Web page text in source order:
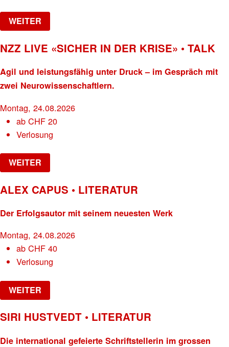
WEITER
NZZ LIVE «SICHER IN DER KRISE» • TALK
Agil und leistungsfähig unter Druck – im Gespräch mit
zwei Neurowissenschaftlern.
Montag, 24.08.2026
abCHF 20
Verlosung
WEITER
ALEX CAPUS • LITERATUR
Der Erfolgsautor mit seinem neuesten Werk
Montag, 24.08.2026
abCHF 40
Verlosung
WEITER
SIRI HUSTVEDT • LITERATUR
Die international gefeierte Schriftstellerin im grossen